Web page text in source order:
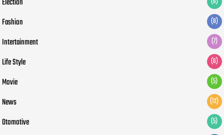
Fashion (8)
Intertainment (7)
Life Style (6)
Movie (5)
News (12)
Otomotive (5)